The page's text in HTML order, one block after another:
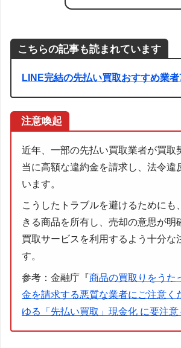
こちらの記事も読まれています
LINE完結の先払い買取おすすめ業者
注意喚起
近年、一部の先払い買取業者が買取
当に高額な違約金を請求し、法令違
います。
こうしたトラブルを避けるためにも
きる商品を所有し、売却の意思が明
買取サービスを利用するよう十分な
す。
参考：金融庁『商品の買取りをうた
金を請求する悪質な業者にご注意く
ゆる「先払い買取」現金化 に要注意